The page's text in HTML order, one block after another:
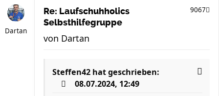
Dartan
Re: Laufschuhholics
Selbsthilfegruppe
9067
von Dartan
Steffen42 hat geschrieben:
08.07.2024, 12:49